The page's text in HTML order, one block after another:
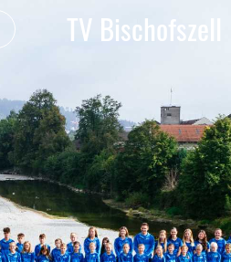
TV Bischofszell